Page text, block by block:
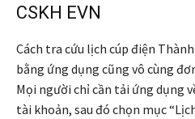
CSKH EVN
Cách tra cứu lịch cúp điện
bằng ứng dụng cũng vô cùng
Mọi người chỉ cần tải ứng dụng
tài khoản, sau đó chọn mục